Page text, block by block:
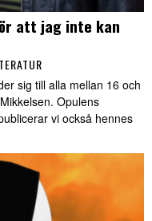
att jag inte kan
sig till alla mellan 16 och
Opulens
vi också hennes